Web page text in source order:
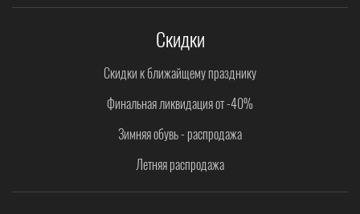
Скидки
Скидки к ближайщему празднику
Финальная ликвидация от -40%
Зимняя обувь - распродажа
Летняя распродажа